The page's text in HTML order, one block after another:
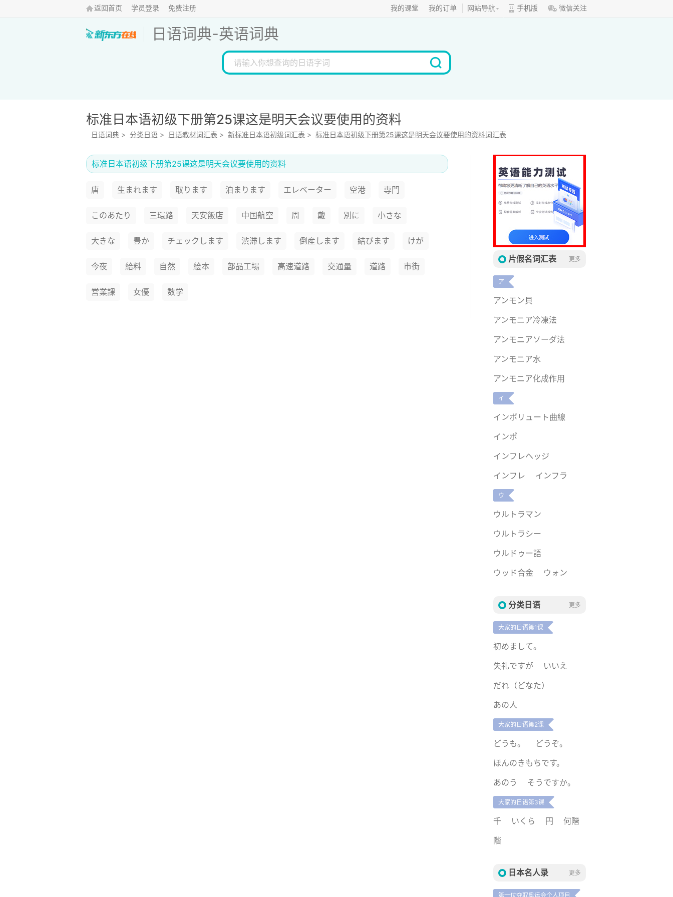
返回首页 学员登录 免费注册 我的课堂 我的订单 网站导航 手机版 微信关注
日语词典-英语词典
标准日本语初级下册第25课这是明天会议要使用的资料
日语词典 > 分类日语 > 日语教材词汇表 > 新标准日本语初级词汇表 > 标准日本语初级下册第25课这是明天会议要使用的资料词汇表
标准日本语初级下册第25课这是明天会议要使用的资料
唐 生まれます 取ります 泊まります エレベーター 空港 専門
このあたり 三環路 天安飯店 中国航空 周 戴 別に 小さな
大きな 豊か チェックします 渋滞します 倒産します 結びます けが
今夜 給料 自然 絵本 部品工場 高速道路 交通量 道路 市街
営業課 女優 数学
片假名词汇表 更多
ア
アンモン貝
アンモニア冷凍法
アンモニアソーダ法
アンモニア水
アンモニア化成作用
イ
インボリュート曲線
インポ
インフレヘッジ
インフレ
インフラ
ウ
ウルトラマン
ウルトラシー
ウルドゥー語
ウッド合金
ウォン
分类日语 更多
大家的日语第1课
初めまして。
失礼ですが
いいえ
だれ（どなた）
あの人
大家的日语第2课
どうも。
どうぞ。
ほんのきもちです。
あのう
そうですか。
大家的日语第3课
千 いくら 円
何階
階
日本名人录 更多
第一位夺取奥运会个人项目